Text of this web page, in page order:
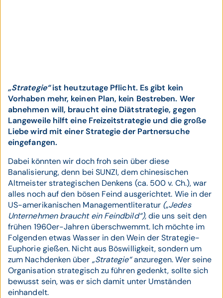
„Strategie“ist heutzutage Pflicht. Es gibt kein
Vorhaben mehr, keinen Plan, kein Bestreben. Wer
abnehmen will, braucht eine Diätstrategie, gegen
Langeweile hilft eine Freizeitstrategie und die große
Liebe wird mit einer Strategie der Partnersuche
eingefangen.
Dabei könnten wir doch froh sein über diese
Banalisierung, denn bei SUNZI, dem chinesischen
Altmeister strategischen Denkens (ca. 500 v. Ch.), war
alles noch auf den bösen Feind ausgerichtet. Wie in der
US-amerikanischen Managementliteratur („Jedes
Unternehmen braucht ein Feindbild“),die uns seit den
frühen 1960er-Jahren überschwemmt. Ich möchte im
Folgenden etwas Wasser in den Wein der Strategie-
Euphorie gießen. Nicht aus Böswilligkeit, sondern um
zum Nachdenken über „Strategie“anzuregen. Wer seine
Organisation strategisch zu führen gedenkt, sollte sich
bewusst sein, was er sich damit unter Umständen
einhandelt.